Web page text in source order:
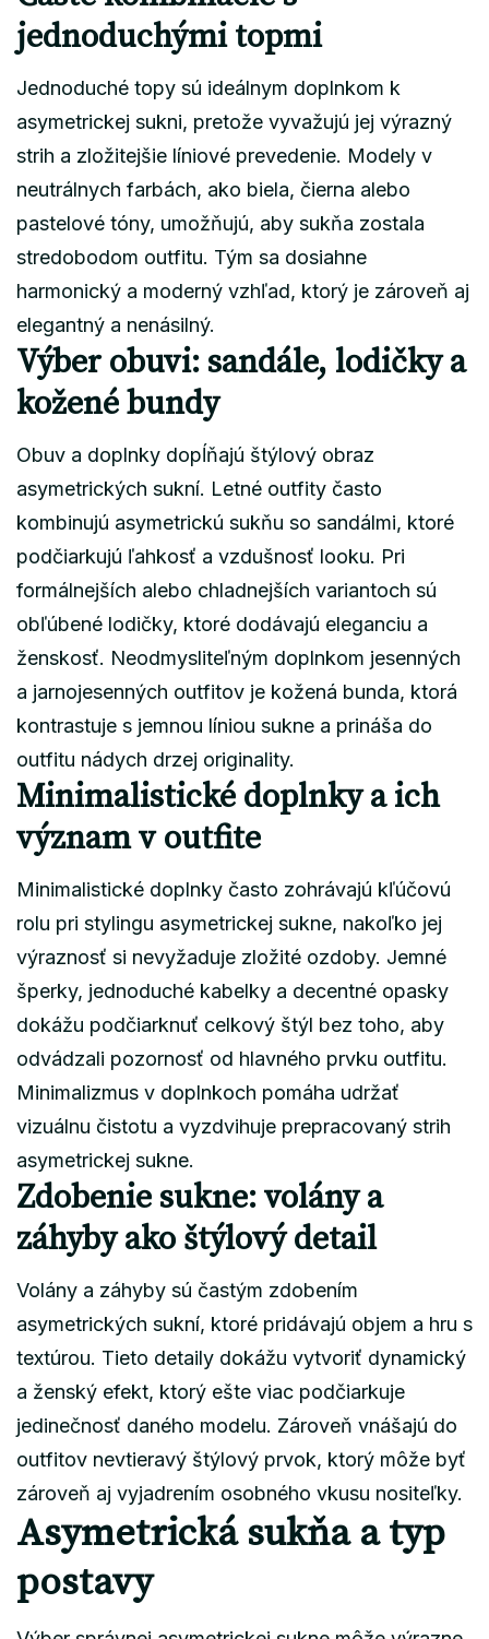
jednoduchými topmi
Jednoduché topy sú ideálnym doplnkom k
asymetrickej sukni, pretože vyvažujú jej výrazný
strih a zložitejšie líniové prevedenie. Modely v
neutrálnych farbách, ako biela, čierna alebo
pastelové tóny, umožňujú, aby sukňa zostala
stredobodom outfitu. Tým sa dosiahne
harmonický a moderný vzhľad, ktorý je zároveň aj
elegantný a nenásilný.
Výber obuvi: sandále, lodičky a
kožené bundy
Obuv a doplnky dopĺňajú štýlový obraz
asymetrických sukní. Letné outfity často
kombinujú asymetrickú sukňu so sandálmi, ktoré
podčiarkujú ľahkosť a vzdušnosť looku. Pri
formálnejších alebo chladnejších variantoch sú
obľúbené lodičky, ktoré dodávajú eleganciu a
ženskosť. Neodmysliteľným doplnkom jesenných
a jarnojesenných outfitov je kožená bunda, ktorá
kontrastuje s jemnou líniou sukne a prináša do
outfitu nádych drzej originality.
Minimalistické doplnky a ich
význam v outfite
Minimalistické doplnky často zohrávajú kľúčovú
rolu pri stylingu asymetrickej sukne, nakoľko jej
výraznosť si nevyžaduje zložité ozdoby. Jemné
šperky, jednoduché kabelky a decentné opasky
dokážu podčiarknuť celkový štýl bez toho, aby
odvádzali pozornosť od hlavného prvku outfitu.
Minimalizmus v doplnkoch pomáha udržať
vizuálnu čistotu a vyzdvihuje prepracovaný strih
asymetrickej sukne.
Zdobenie sukne: volány a
záhyby ako štýlový detail
Volány a záhyby sú častým zdobením
asymetrických sukní, ktoré pridávajú objem a hru s
textúrou. Tieto detaily dokážu vytvoriť dynamický
a ženský efekt, ktorý ešte viac podčiarkuje
jedinečnosť daného modelu. Zároveň vnášajú do
outfitov nevtieravý štýlový prvok, ktorý môže byť
zároveň aj vyjadrením osobného vkusu nositeľky.
Asymetrická sukňa a typ
postavy